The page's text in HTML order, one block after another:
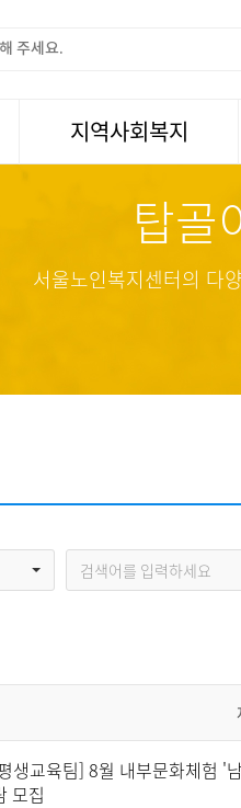
지역사회복지
서울국제노인영화제
나눔축제/국화축제
활기찬미래연구소
어르신문화거리사업
봉사신청 기관
탑골
서울노인복지센터의 다
생교육팀] 8월 내부문화체험 '
모집